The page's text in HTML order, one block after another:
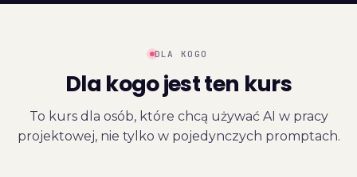
DLA KOGO
Dla kogo jest ten kurs
To kurs dla osób, które chcą używać AI w pracy
projektowej, nie tylko w pojedynczych promptach.